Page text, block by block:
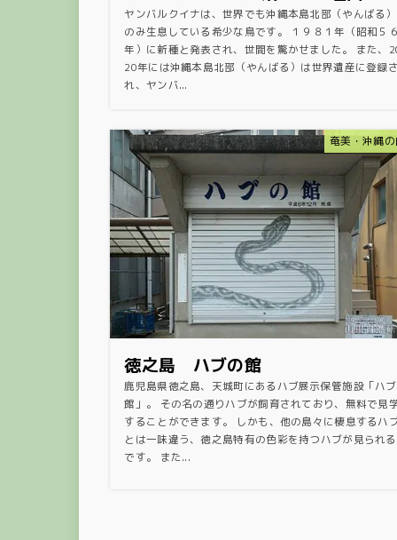
ヤンバルクイナは、世界でも沖縄本島北部（やんばる
のみ生息している希少な鳥です。 １９８１年（昭和５
年）に新種と発表され、世間を驚かせました。 また、
20年には沖縄本島北部（やんばる）は世界遺産に登録
れ、ヤンバ...
奄美・沖縄
徳之島 ハブの館
鹿児島県徳之島、天城町にあるハブ展示保管施設「ハ
館」。 その名の通りハブが飼育されており、無料で見
することができます。 しかも、他の島々に棲息するハ
とは一味違う、徳之島特有の色彩を持つハブが見られ
です。 また...